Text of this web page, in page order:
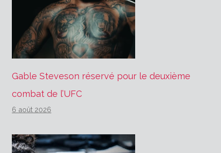
Gable Steveson réservé pour le deuxième
combat de l’UFC
6 août 2026